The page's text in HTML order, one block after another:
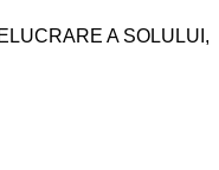
A SOLULUI ,